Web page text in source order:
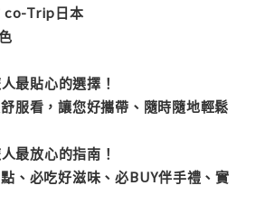
co-Trip日本
最貼心的選擇！
服看，讓您好攜帶、隨時隨地輕鬆
最放心的指南！
、必吃好滋味、必BUY伴手禮、實